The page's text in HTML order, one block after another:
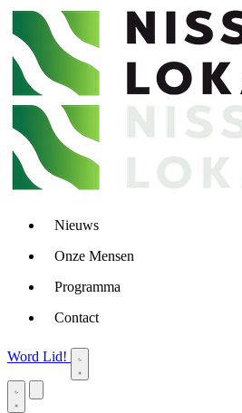
Nieuws
Onze Mensen
Programma
Contact
Word Lid!